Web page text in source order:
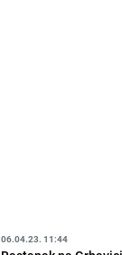
06.04.23. 11:44